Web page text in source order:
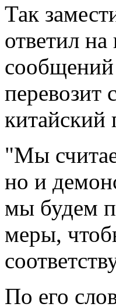
Так
ответил
сообщений
перевозит
китайский
"Мы
но и
мы будем
меры,
По его